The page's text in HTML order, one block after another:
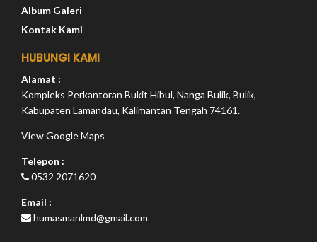
Album Galeri
Kontak Kami
HUBUNGI KAMI
Alamat :
Kompleks Perkantoran Bukit Hibul, Nanga Bulik, Bulik,
Kabupaten Lamandau, Kalimantan Tengah 74161.
View Google Maps
Telepon :
0532 2071620
Email :
humasmanlmd@gmail.com